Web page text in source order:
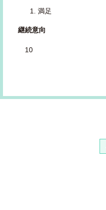
満足
継続意向
10